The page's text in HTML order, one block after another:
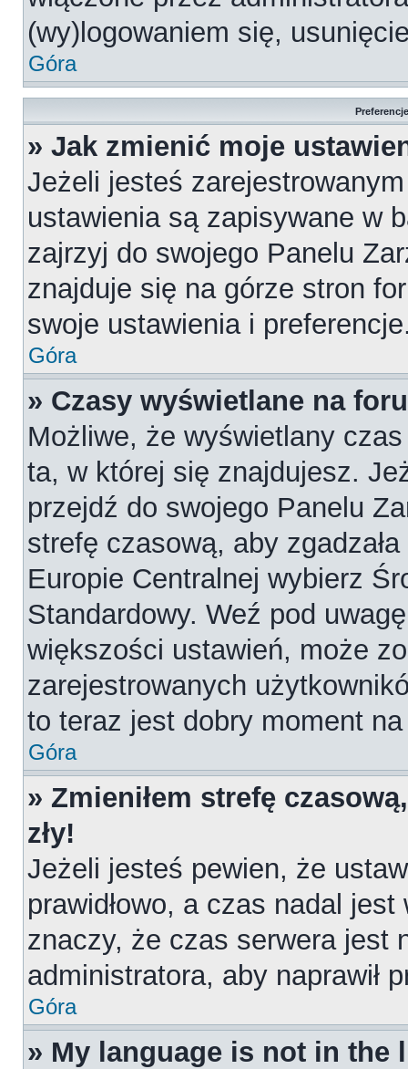
(wy)logowaniem się,
Góra
» Jak zmienić moje
Jeżeli jesteś
ustawienia są zapisywane w
zajrzyj do swojego Panelu
znajduje się na górze stron
swoje ustawienia i
Góra
» Czasy wyświetlane na
Możliwe, że wyświetlany
ta, w której się znajdujesz.
przejdź do swojego Panelu
strefę czasową, aby
Europie Centralnej wybierz
Standardowy. Weź pod
większości ustawień, może
zarejestrowanych
to teraz jest dobry moment
Góra
» Zmieniłem strefę
zły!
Jeżeli jesteś pewien, że
prawidłowo, a czas nadal
znaczy, że czas serwera jest
administratora, aby naprawił
Góra
» My language is not in the